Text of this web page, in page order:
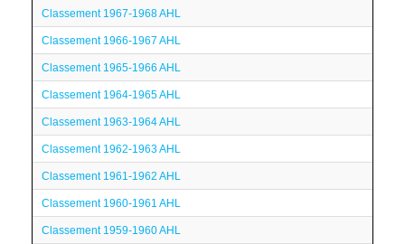
Classement 1967-1968 AHL
Classement 1966-1967 AHL
Classement 1965-1966 AHL
Classement 1964-1965 AHL
Classement 1963-1964 AHL
Classement 1962-1963 AHL
Classement 1961-1962 AHL
Classement 1960-1961 AHL
Classement 1959-1960 AHL